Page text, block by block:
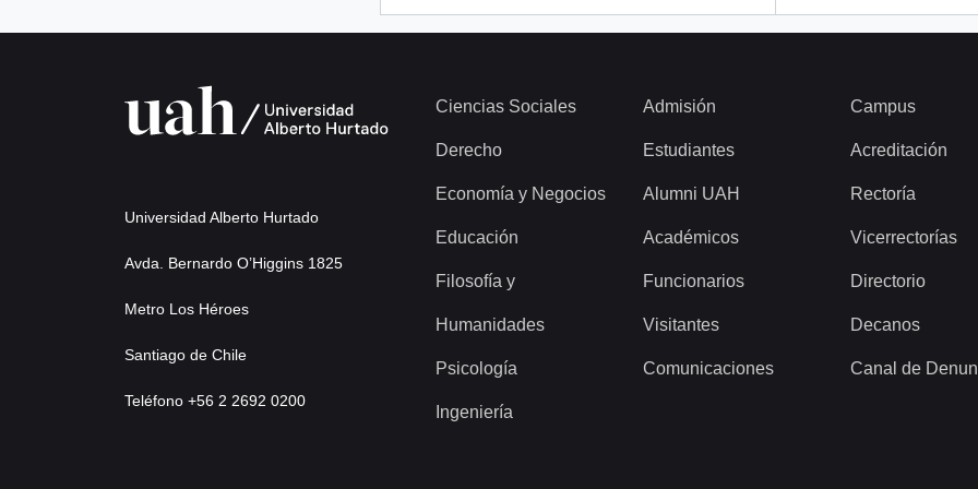
Universidad Alberto Hurtado
Avda. Bernardo O’Higgins 1825
Metro Los Héroes
Santiago de Chile
Teléfono +56 2 2692 0200
Ciencias Sociales
Derecho
Economía y Negocios
Educación
Filosofía y
Humanidades
Psicología
Ingeniería
Admisión
Estudiantes
Alumni UAH
Académicos
Funcionarios
Visitantes
Comunicaciones
Campus
Acreditación
Rectoría
Vicerrectorías
Directorio
Decanos
Canal de